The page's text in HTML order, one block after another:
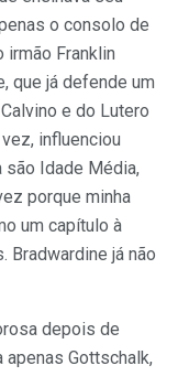
o consolo de
irmão Franklin
que já defende um
e do Lutero
influenciou
são Idade Média,
porque minha
um capítulo à
Bradwardine já não
depois de
Gottschalk,